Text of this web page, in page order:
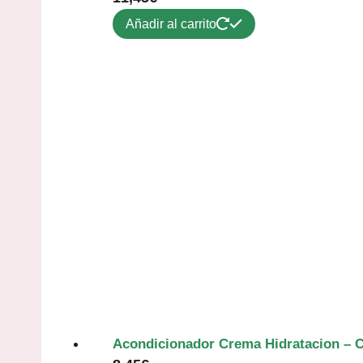
Añadir al carrito
Acondicionador Crema Hidratacion –